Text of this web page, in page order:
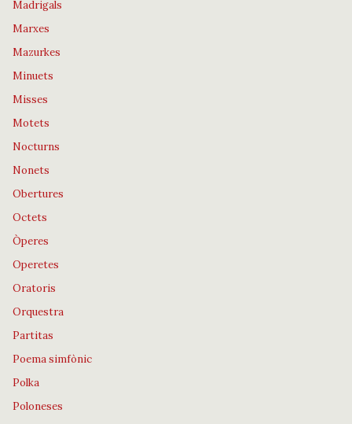
Madrigals
Marxes
Mazurkes
Minuets
Misses
Motets
Nocturns
Nonets
Obertures
Octets
Òperes
Operetes
Oratoris
Orquestra
Partitas
Poema simfònic
Polka
Poloneses